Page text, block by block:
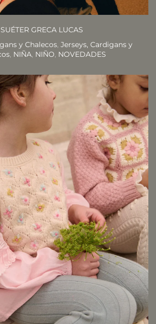
SUÉTER GRECA LUCAS
y Chalecos, Jerseys, Cardigans y
, NIÑA, NIÑO, NOVEDADES